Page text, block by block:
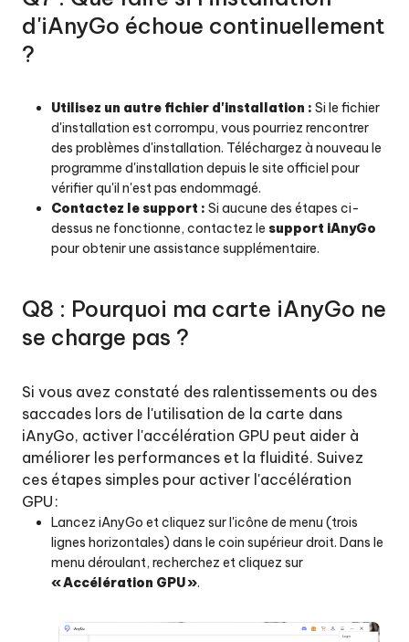
d'iAnyGo échoue continuellement
?
Utilisez un autre fichier d'installation : Si le fichier
d'installation est corrompu, vous pourriez rencontrer
des problèmes d'installation. Téléchargez à nouveau le
programme d'installation depuis le site officiel pour
vérifier qu'il n'est pas endommagé.
Contactez le support : Si aucune des étapes ci-
dessus ne fonctionne, contactez le support iAnyGo
pour obtenir une assistance supplémentaire.
Q8 : Pourquoi ma carte iAnyGo ne
se charge pas ?
Si vous avez constaté des ralentissements ou des
saccades lors de l'utilisation de la carte dans
iAnyGo, activer l'accélération GPU peut aider à
améliorer les performances et la fluidité. Suivez
ces étapes simples pour activer l'accélération
GPU :
Lancez iAnyGo et cliquez sur l'icône de menu (trois
lignes horizontales) dans le coin supérieur droit. Dans le
menu déroulant, recherchez et cliquez sur
« Accélération GPU ».